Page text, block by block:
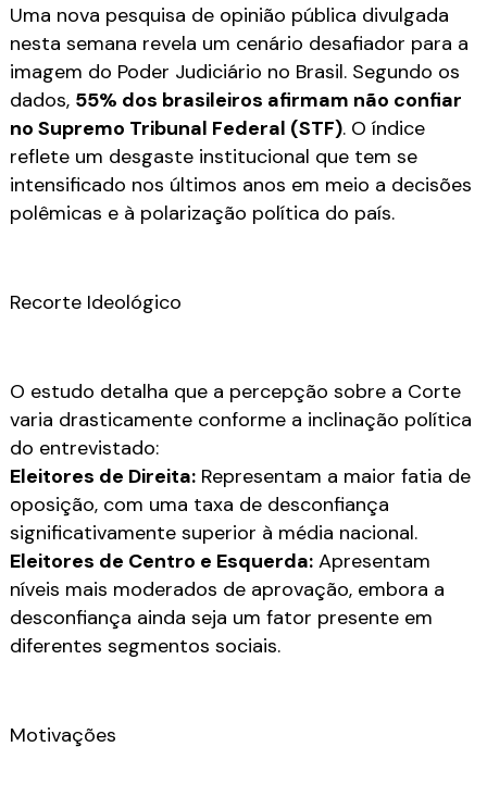
Uma nova pesquisa de opinião pública divulgada
nesta semana revela um cenário desafiador para a
imagem do Poder Judiciário no Brasil. Segundo os
dados, 55% dos brasileiros afirmam não confiar
no Supremo Tribunal Federal (STF). O índice
reflete um desgaste institucional que tem se
intensificado nos últimos anos em meio a decisões
polêmicas e à polarização política do país.
Recorte Ideológico
O estudo detalha que a percepção sobre a Corte
varia drasticamente conforme a inclinação política
do entrevistado:
Eleitores de Direita:Representam a maior fatia de
oposição, com uma taxa de desconfiança
significativamente superior à média nacional.
Eleitores de Centro e Esquerda:Apresentam
níveis mais moderados de aprovação, embora a
desconfiança ainda seja um fator presente em
diferentes segmentos sociais.
Motivações